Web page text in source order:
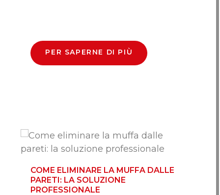
PER SAPERNE DI PIÙ
COME ELIMINARE LA MUFFA DALLE
PARETI: LA SOLUZIONE
PROFESSIONALE